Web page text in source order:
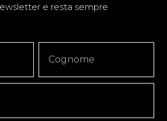
e resta sempre